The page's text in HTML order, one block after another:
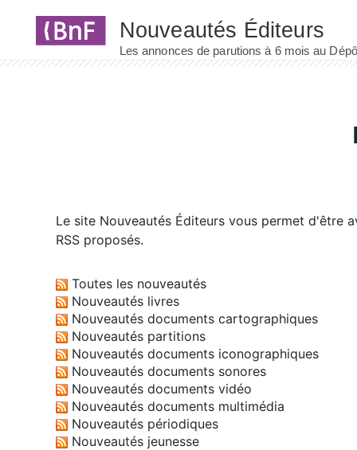
Le site Nouveautés Éditeurs vous permet d'être
RSS proposés.
Toutes les nouveautés
Nouveautés livres
Nouveautés documents cartographiques
Nouveautés partitions
Nouveautés documents iconographiques
Nouveautés documents sonores
Nouveautés documents vidéo
Nouveautés documents multimédia
Nouveautés périodiques
Nouveautés jeunesse